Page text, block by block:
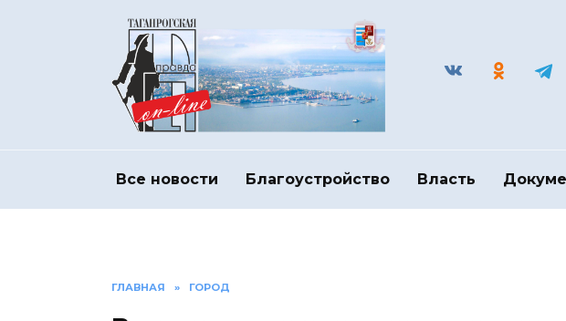
Все новости Благоустройство Власть
ГЛАВНАЯ » ГОРОД